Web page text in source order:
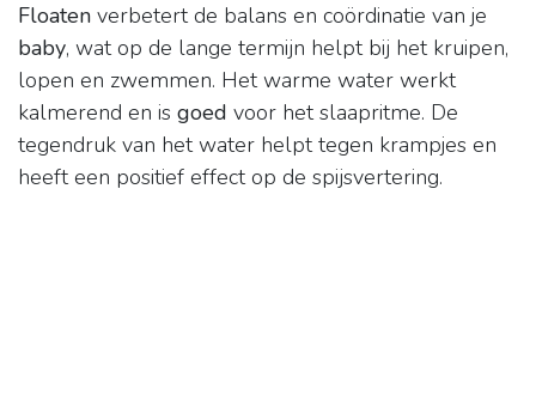
Floaten verbetert de balans en coördinatie van je
baby, wat op de lange termijn helpt bij het kruipen,
lopen en zwemmen. Het warme water werkt
kalmerend en is goed voor het slaapritme. De
tegendruk van het water helpt tegen krampjes en
heeft een positief effect op de spijsvertering.